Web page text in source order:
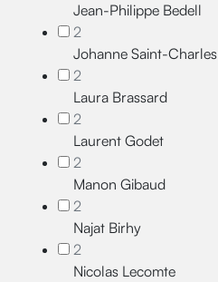
Jean-Philippe Bedell
2
Johanne Saint-Charles
2
Laura Brassard
2
Laurent Godet
2
Manon Gibaud
2
Najat Birhy
2
Nicolas Lecomte